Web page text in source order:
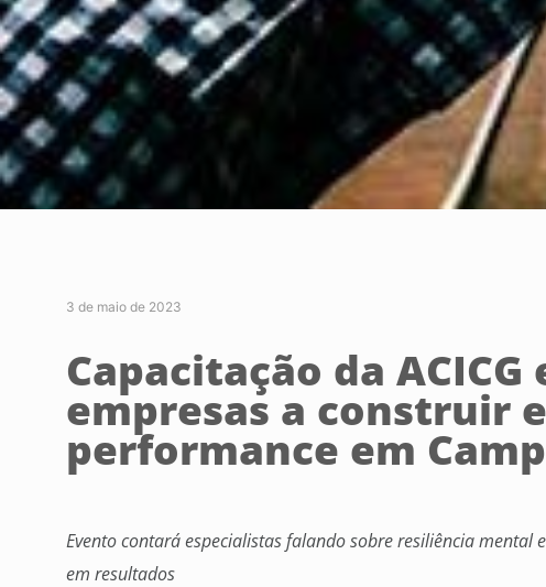
3 de maio de 2023
Capacitação da ACICG
empresas a construir
performance em
Evento contará especialistas falando sobre resiliência mental
em resultados